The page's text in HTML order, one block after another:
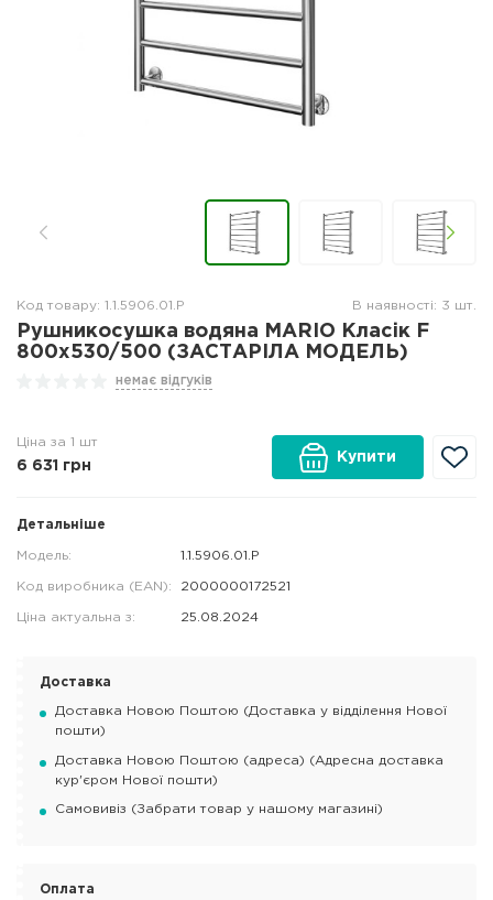
Код товару: 1.1.5906.01.P В наявності: 3 шт.
Рушникосушка водяна MARIO Класік F
800x530/500 (ЗАСТАРІЛА МОДЕЛЬ)
немає відгуків
Ціна за 1 шт
6 631 грн
Купити
Детальніше
Модель: 1.1.5906.01.P
Код виробника (EAN): 2000000172521
Ціна актуальна з: 25.08.2024
Доставка
Доставка Новою Поштою (Доставка у відділення Нової
пошти)
Доставка Новою Поштою (адреса) (Адресна доставка
кур'єром Нової пошти)
Самовивіз (Забрати товар у нашому магазині)
Оплата